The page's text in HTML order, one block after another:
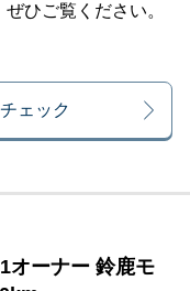
ひご覧ください。
ェック
オーナー 鈴鹿モ